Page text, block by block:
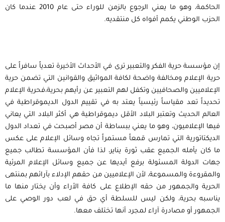
الحاكمة، وهو ما يعني الرجوع بالزمن للوراء حتى عام 2010 عندما كان
الحزب الوطني يكمم أفواه كل منتقديه.
إن مؤسسة حرية الفكر والتعبير ترى في الأحداث الأخيرة تعدياً سافراً على
حرية الإعلام ومخالفة واضحة لكافة المواثيق والقوانين التي تضمن حرية
الإعلاميين والصحافيين وتكفل لهم التعبير عن رأيهم بحرية،فحرية الإعلام
تحديداً تعد مقياساً رئيسياً يعتد به في تقييم الدول الديموقراطية في
العالم الحديث وتعتبر البلاد الأقل ديموقراطية هي أكثر البلاد التي يعاني
فيها الإعلاميون، وهو ما يعني ببساطة أن مصر أصبحت في تعداد الدول
الديكتاتورية التي تمارس قمعاً مستمراً تجاه وسائل الإعلام على عكس
ما كان يأمله الجميع عقب ثورة يناير، لذا فأن المؤسسة تطالب جميع
جهات الدولة المسئولة برفع أيديها عن جميع وسائل الإعلام المرئية
والمقروءة والمسموعة، لأن الإعلاميين من حقهم الإدلاء بآرائهم بمنتهى
الحرية والجمهور من حقه الإطلاع على كافة الأراء وأن يختار منها ما
يناسبه بحرية، ولكن ليس للسلطة أي حق في لعب دور الوصي على
الجمهور أو مصادرة آراء لمجرد أنها تختلف معها.